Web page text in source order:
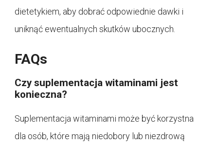
dietetykiem, aby dobrać odpowiednie dawki i
uniknąć ewentualnych skutków ubocznych.
FAQs
Czy suplementacja witaminami jest
konieczna?
Suplementacja witaminami może być korzystna
dla osób, które mają niedobory lub niezdrową